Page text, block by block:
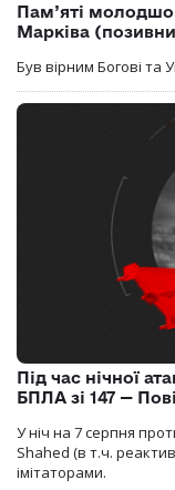
Пам’яті
Марківа
Був вірним Богові та
Під час нічної
БПЛА зі 147 —
У ніч на 7 серпня
Shahed (в т.ч.
імітаторами.